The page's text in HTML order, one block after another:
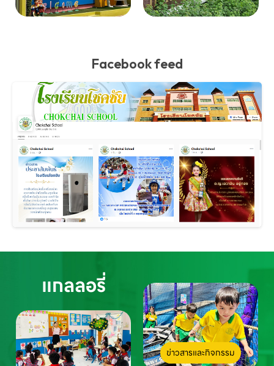
Facebook feed
แกลลอรี่
ข่าวสารและกิจกรรม